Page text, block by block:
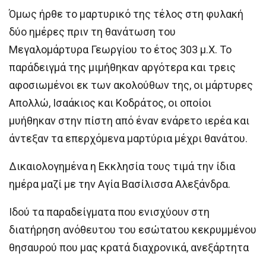
Όμως ήρθε το μαρτυρικό της τέλος στη φυλακή
δύο ημέρες πριν τη θανάτωση του
Μεγαλομάρτυρα Γεωργίου το έτος 303 μ.Χ. Το
παράδειγμά της μιμήθηκαν αργότερα και τρεις
αφοσιωμένοι εκ των ακολούθων της, οι μάρτυρες
Απολλώ, Ισαάκιος και Κοδράτος, οι οποίοι
μυήθηκαν στην πίστη από έναν ενάρετο ιερέα και
άντεξαν τα επερχόμενα μαρτύρια μέχρι θανάτου.
Δικαιολογημένα η Εκκλησία τους τιμά την ίδια
ημέρα μαζί με την Αγία Βασίλισσα Αλεξάνδρα.
Ιδού τα παραδείγματα που ενισχύουν στη
διατήρηση ανόθευτου του εσώτατου κεκρυμμένου
θησαυρού που μας κρατά διαχρονικά, ανεξάρτητα